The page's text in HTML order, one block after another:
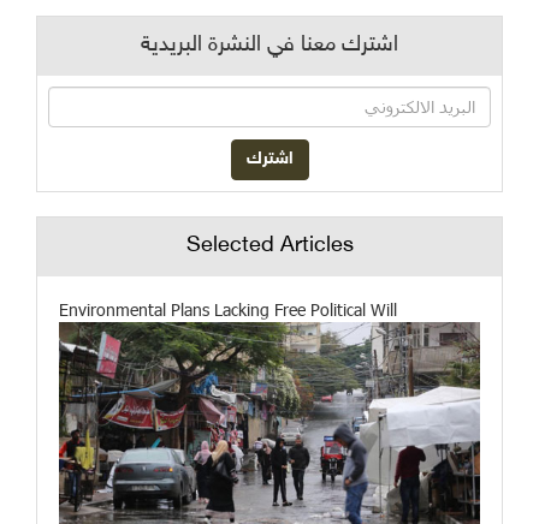
اشترك معنا في النشرة البريدية
Selected Articles
Environmental Plans Lacking Free Political Will